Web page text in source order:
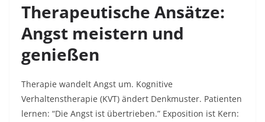
Therapeutische Ansätze:
Angst meistern und
genießen
Therapie wandelt Angst um. Kognitive
Verhaltenstherapie (KVT) ändert Denkmuster. Patienten
lernen: “Die Angst ist übertrieben.” Exposition ist Kern: